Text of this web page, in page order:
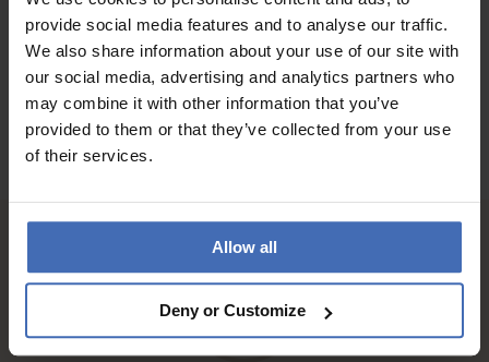
provide social media features and to analyse our traffic.
We also share information about your use of our site with
our social media, advertising and analytics partners who
may combine it with other information that you’ve
provided to them or that they’ve collected from your use
of their services.
Allow all
Deny or Customize
AUX AVIS DES CLIENTS